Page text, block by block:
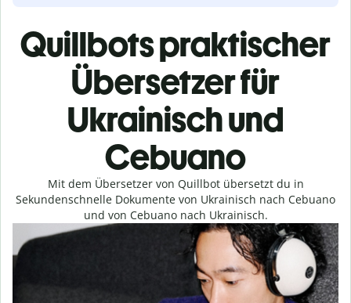
Quillbots praktischer
Übersetzer für
Ukrainisch und
Cebuano
Mit dem Übersetzer von Quillbot übersetzt du in
Sekundenschnelle Dokumente von Ukrainisch nach Cebuano
und von Cebuano nach Ukrainisch.